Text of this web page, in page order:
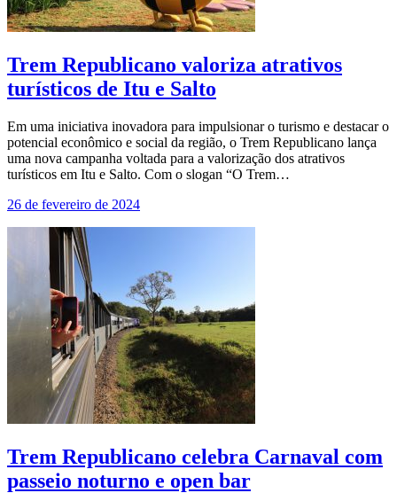
Trem Republicano valoriza atrativos
turísticos de Itu e Salto
Em uma iniciativa inovadora para impulsionar o turismo e destacar o
potencial econômico e social da região, o Trem Republicano lança
uma nova campanha voltada para a valorização dos atrativos
turísticos em Itu e Salto. Com o slogan “O Trem…
26 de fevereiro de 2024
Trem Republicano celebra Carnaval com
passeio noturno e open bar